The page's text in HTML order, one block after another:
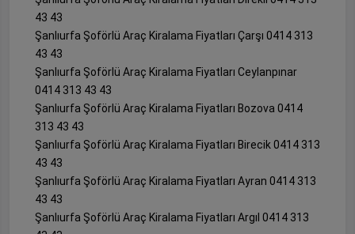
43 43
Şanlıurfa Şoförlü Araç Kiralama Fiyatları Çarşı 0414 313
43 43
Şanlıurfa Şoförlü Araç Kiralama Fiyatları Ceylanpınar
0414 313 43 43
Şanlıurfa Şoförlü Araç Kiralama Fiyatları Bozova 0414
313 43 43
Şanlıurfa Şoförlü Araç Kiralama Fiyatları Birecik 0414 313
43 43
Şanlıurfa Şoförlü Araç Kiralama Fiyatları Ayran 0414 313
43 43
Şanlıurfa Şoförlü Araç Kiralama Fiyatları Argıl 0414 313